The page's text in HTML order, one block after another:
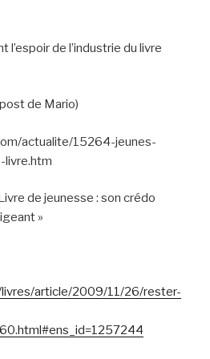
l’espoir de l’industrie du livre
de Mario)
actualite/15264-jeunes-
livre.htm
de jeunesse : son crédo
»
article/2009/11/26/rester-